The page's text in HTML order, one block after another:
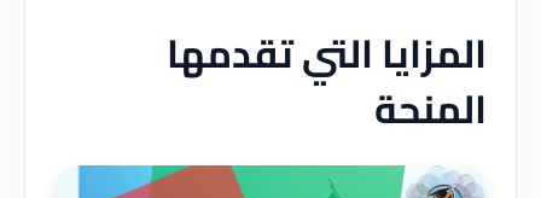
المزايا التي تقدمها
المنحة